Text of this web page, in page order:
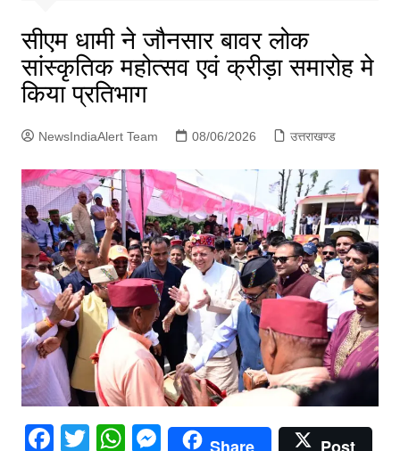
सीएम धामी ने जौनसार बावर लोक
सांस्कृतिक महोत्सव एवं क्रीड़ा समारोह मे
किया प्रतिभाग
NewsIndiaAlert Team 08/06/2026 उत्तराखण्ड
F T W M
r